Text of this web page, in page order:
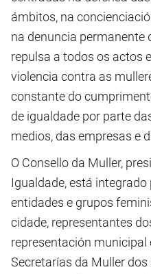
ámbitos, na
na denuncia permanente
repulsa a todos os actos
violencia contra as
constante do
de igualdade por parte
medios, das empresas e
O Consello da Muller,
Igualdade, está
entidades e grupos
cidade, representantes
representación municipal
Secretarías da Muller